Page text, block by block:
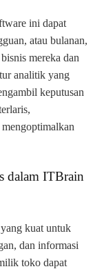
ini dapat
atau bulanan,
mereka dan
analitik yang
keputusan
mengoptimalkan
dalam ITBrain
kuat untuk
dan informasi
toko dapat